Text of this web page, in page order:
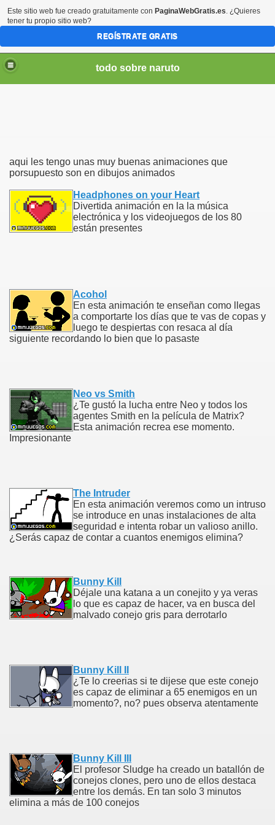
todo sobre naruto
aqui les tengo unas muy buenas animaciones que
porsupuesto son en dibujos animados
Headphones on your Heart
Divertida animación en la la música
electrónica y los videojuegos de los 80
están presentes
Acohol
En esta animación te enseñan como llegas
a comportarte los días que te vas de copas y
luego te despiertas con resaca al día
siguiente recordando lo bien que lo pasaste
Neo vs Smith
¿Te gustó la lucha entre Neo y todos los
agentes Smith en la película de Matrix?
Esta animación recrea ese momento.
Impresionante
The Intruder
En esta animación veremos como un intruso
se introduce en unas instalaciones de alta
seguridad e intenta robar un valioso anillo.
¿Serás capaz de contar a cuantos enemigos elimina?
Bunny Kill
Déjale una katana a un conejito y ya veras
lo que es capaz de hacer, va en busca del
malvado conejo gris para derrotarlo
Bunny Kill II
¿Te lo creerias si te dijese que este conejo
es capaz de eliminar a 65 enemigos en un
momento?, no? pues observa atentamente
Bunny Kill III
El profesor Sludge ha creado un batallón de
conejos clones, pero uno de ellos destaca
entre los demás. En tan solo 3 minutos
elimina a más de 100 conejos
Este sitio web fue creado gratuitamente con PaginaWebGratis.es. ¿Quieres
tener tu propio sitio web?
REGÍSTRATE GRATIS